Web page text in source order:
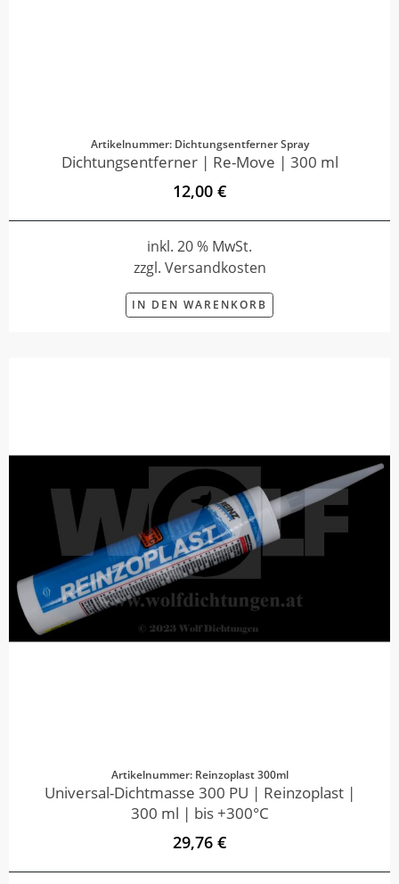
Artikelnummer: Dichtungsentferner Spray
Dichtungsentferner | Re-Move | 300 ml
12,00 €
inkl. 20 % MwSt.
zzgl. Versandkosten
IN DEN WARENKORB
Artikelnummer: Reinzoplast 300ml
Universal-Dichtmasse 300 PU | Reinzoplast |
300 ml | bis +300°C
29,76 €